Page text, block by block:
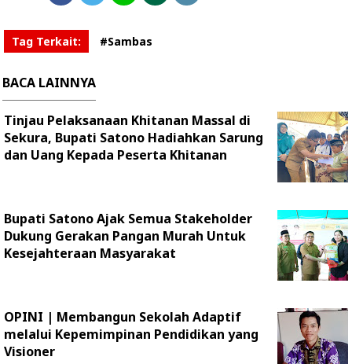
Tag Terkait: #Sambas
BACA LAINNYA
Tinjau Pelaksanaan Khitanan Massal di
Sekura, Bupati Satono Hadiahkan Sarung
dan Uang Kepada Peserta Khitanan
Bupati Satono Ajak Semua Stakeholder
Dukung Gerakan Pangan Murah Untuk
Kesejahteraan Masyarakat
OPINI | ‎Membangun Sekolah Adaptif
melalui Kepemimpinan Pendidikan yang
Visioner ‎